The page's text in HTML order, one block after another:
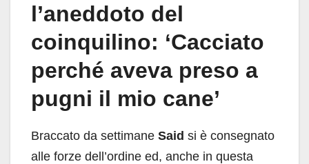
l’aneddoto del
coinquilino: ‘Cacciato
perché aveva preso a
pugni il mio cane’
Braccato da settimane Said si è consegnato
alle forze dell’ordine ed, anche in questa